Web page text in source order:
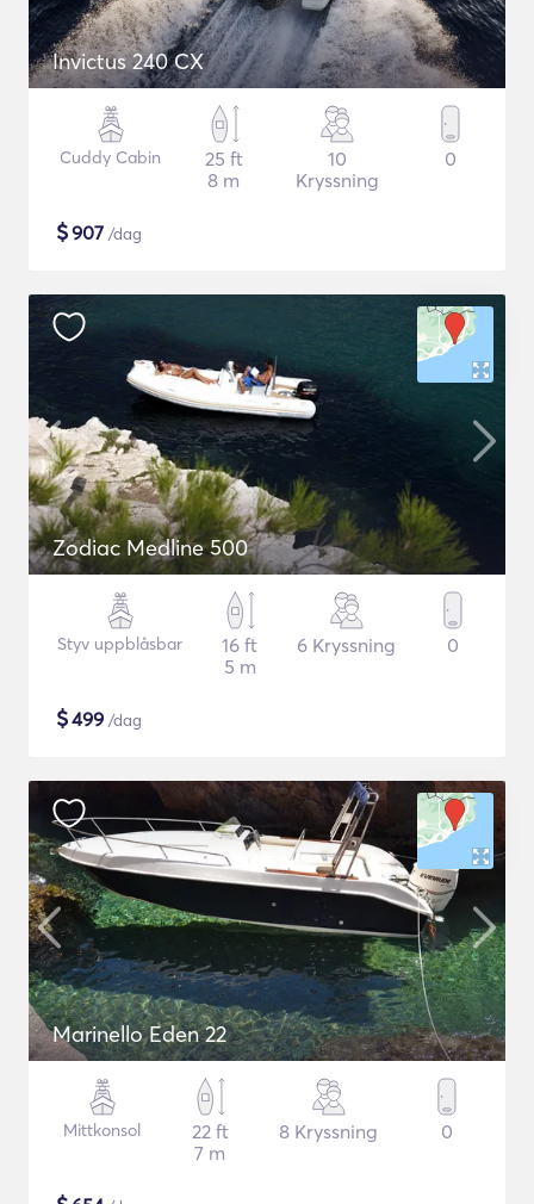
Invictus 240 CX
Cuddy Cabin
25 ft
8 m
10
Kryssning
0
$907 /dag
Zodiac Medline 500
Styv uppblåsbar
16 ft
5 m
6 Kryssning 0
$499 /dag
Marinello Eden 22
Mittkonsol
22 ft
7 m
8 Kryssning 0